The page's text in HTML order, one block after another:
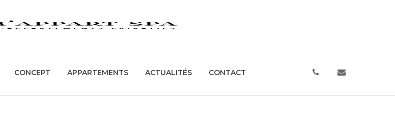
ACCUEIL CONCEPT APPARTEMENTS
CONCEPT APPARTEMENTS ACTUALITÉS CONTACT